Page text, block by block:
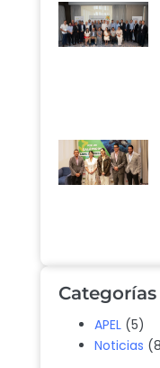
APEL (5)
Noticias